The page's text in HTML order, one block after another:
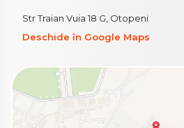
Str Traian Vuia 18 G, Otopeni
Deschide în Google Maps